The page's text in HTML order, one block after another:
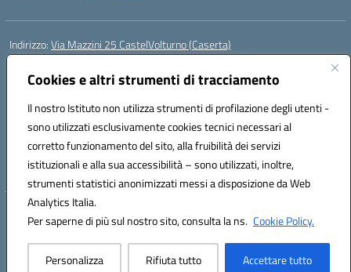
Cookies e altri strumenti di tracciamento
Il nostro Istituto non utilizza strumenti di profilazione degli utenti -
sono utilizzati esclusivamente cookies tecnici necessari al
corretto funzionamento del sito, alla fruibilità dei servizi
istituzionali e alla sua accessibilità – sono utilizzati, inoltre,
strumenti statistici anonimizzati messi a disposizione da Web
Analytics Italia.
Per saperne di più sul nostro sito, consulta la ns. Cookie Policy.
Personalizza Rifiuta tutto Accettare tutto
Indirizzo:Via Mazzini 25 CastelVolturno (Caserta)
Centralino:
Posta elettronica certificata (PEC):ceis014005@pec.istruzione.it
Codice fiscale: 93063510619
Codice meccanografico:CEIS014005
Codice Indice delle Pubbliche Amministrazioni (IPA): istsc_ceis014005
Codice unico di fatturazione (CUF): UOU8EW
Hosting & Powered by 3D Solution S.r.l.
Concept & Design by Designers Italia